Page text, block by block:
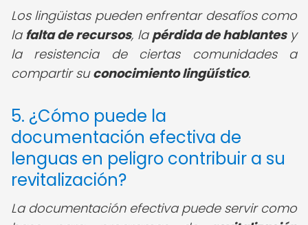
Los lingüistas pueden enfrentar desafíos como
la falta de recursos, la pérdida de hablantesy
la resistencia de ciertas comunidades a
compartir suconocimiento lingüístico.
5. ¿Cómo puede la
documentación efectiva de
lenguas en peligro contribuir a su
revitalización?
La documentación efectiva puede servir como